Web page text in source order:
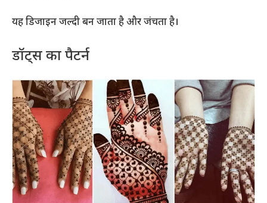
यह डिजाइन जल्दी बन जाता है और जंचता है।
डॉट्स का पैटर्न